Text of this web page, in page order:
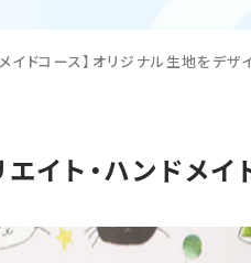
イドコース】オリジナル生地をデザ
エイト・ハンドメ